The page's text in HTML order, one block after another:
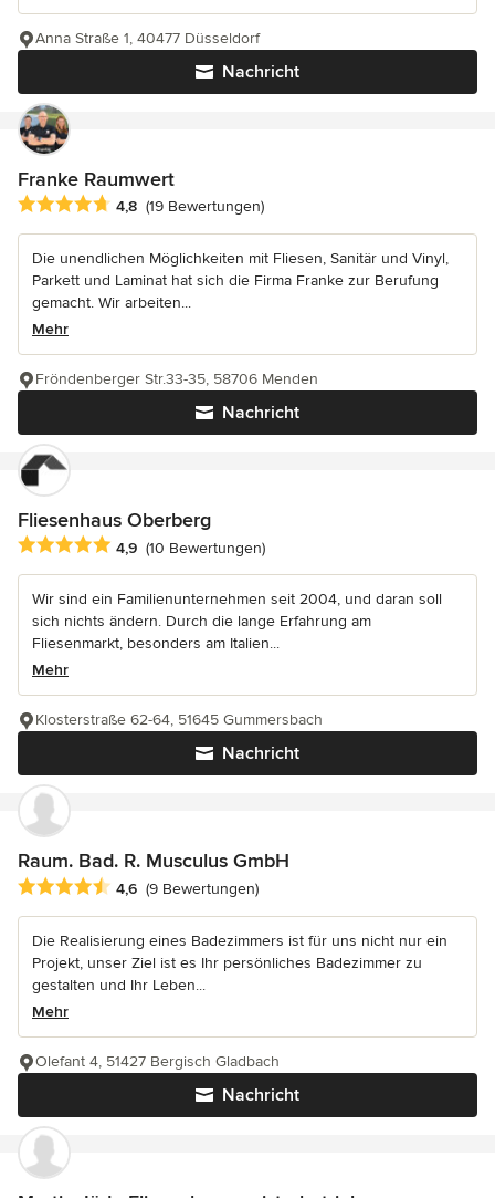
Nachricht
Anna Straße 1, 40477 Düsseldorf
Franke Raumwert
Durchschnittliche Bewertung: 4.8 von 5 Sternen
4,8 (19 Bewertungen)
Die unendlichen Möglichkeiten mit Fliesen, Sanitär und Vinyl,
Parkett und Laminat hat sich die Firma Franke zur Berufung
gemacht. Wir arbeiten...
Mehr
Nachricht
Fröndenberger Str.33-35, 58706 Menden
Fliesenhaus Oberberg
Durchschnittliche Bewertung: 4.9 von 5 Sternen
4,9 (10 Bewertungen)
Wir sind ein Familienunternehmen seit 2004, und daran soll
sich nichts ändern. Durch die lange Erfahrung am
Fliesenmarkt, besonders am Italien...
Mehr
Nachricht
Klosterstraße 62-64, 51645 Gummersbach
Raum. Bad. R. Musculus GmbH
Durchschnittliche Bewertung: 4.6 von 5 Sternen
4,6 (9 Bewertungen)
Die Realisierung eines Badezimmers ist für uns nicht nur ein
Projekt, unser Ziel ist es Ihr persönliches Badezimmer zu
gestalten und Ihr Leben...
Mehr
Nachricht
Olefant 4, 51427 Bergisch Gladbach